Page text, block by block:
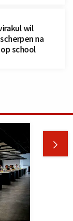
wil
na
school
